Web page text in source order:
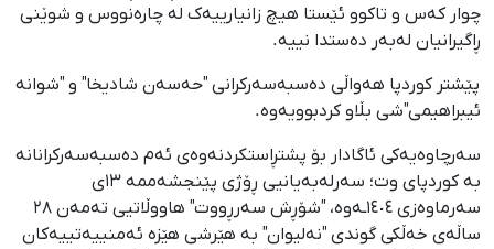
چوار کەس و تاکوو ئێستا هیچ زانیارییەک لە چارەنووس و شوێنی
ڕاگیرانیان لەبەر دەستدا نییە.
پێشتر کوردپا هەواڵی دەسبەسەرکرانی "حەسەن شادیخا" و "شوانە
ئیبراهیمی"شی بڵاو کردبوویەوە.
سەرچاوەیەکی ئاگادار بۆ پشتڕاستکردنەوەی ئەم دەسبەسەرکرانانە
بە کوردپای وت؛ سەرلەبەیانیی ڕۆژی پێنجشەممە ١٣ی
سەرماوەزی ١٤٠٤ـەوە، "شۆڕش سەرڕووت" هاووڵاتیی تەمەن ٢٨
ساڵەی خەڵکی گوندی "نەلیوان" بە هێرشی هێزە ئەمنییەتییەکان